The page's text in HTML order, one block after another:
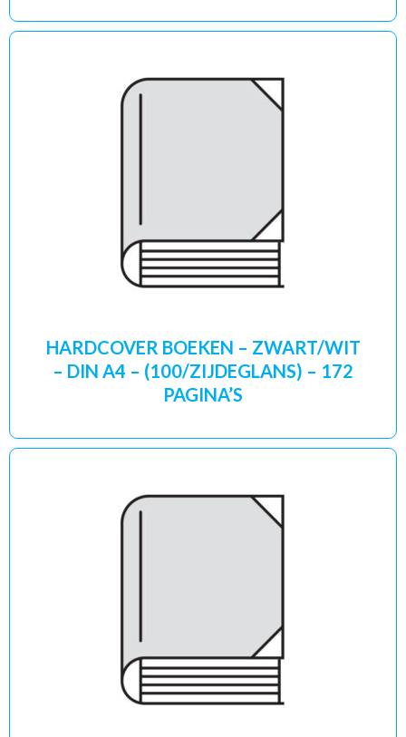
HARDCOVER BOEKEN – ZWART/WIT
– DIN A4 – (100/ZIJDEGLANS) – 172
PAGINA’S